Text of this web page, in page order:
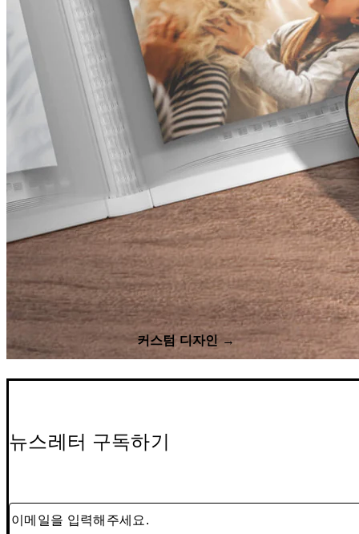
커스텀 디자인 →
뉴스레터 구독하기
이메일을 입력해주세요.